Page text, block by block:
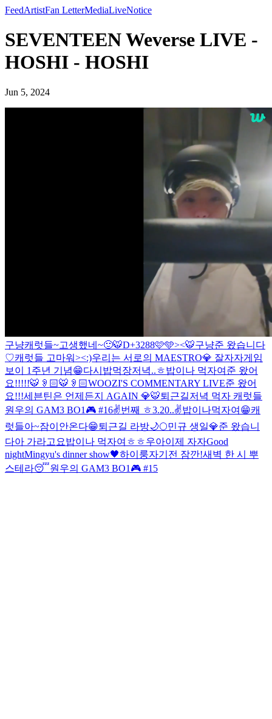
FeedArtistFan LetterMediaLiveNotice
SEVENTEEN Weverse LIVE -
HOSHI - HOSHI
Jun 5, 2024
구냥캐럿들~고생했네~🙂🐯D+3288🩷🩵><🐯구냥준 왔습니다
♡캐럿들 고마워><:)우리는 서로의 MAESTRO💎 잘자자게임
보이 1주년 기념😁다시 밥먹장저녁..ㅎ밥이나 먹자여 준 왔어
요!!!!!🐯👂🏻🐯👂🏻WOOZI'S COMMENTARY LIVE준 왔어
요!!!세븐틴은 언제든지 AGAIN 💎🐯퇴근길저녁 먹자 캐럿들
원우의 GAM3 BO1🎮 #16✌️번째 ㅎ3.20..✌️밥이나먹자여 😁캐
럿들아~잠이안온다😁퇴근길 라방🌙🌕민규 생일💎준 왔습니
다아 가라고요밥이나 먹자여ㅎㅎ우아이제 자자Good
nightMingyu's dinner show🖤하이룽자기전 잠깐!새벽 한 시 뿌
스테라😴원우의 GAM3 BO1🎮 #15